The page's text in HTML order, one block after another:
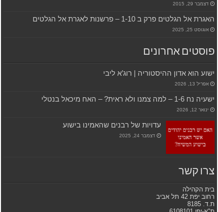
דצמבר 29, 2015
האגרת אל הגלטים פרק ב 1-10 – פרשנות לאגרת אל הגלטים
אוגוסט 25, 2025
פוסטים אחרונים
ישוע הוא אדון ההיסטוריה | רוג’א ליבי
אפריל 13, 2026
ישעיה נח 1-6 – למה צמנו ולא ראית? – האח מיכאל בנטלי
ינואר 12, 2026
עדויות של רבנים שהאמינו בישוע
דצמבר 24, 2025
צרו קשר
בית הקהילה
רחוב יפת 42 תל אביב
ת.ד. 8185